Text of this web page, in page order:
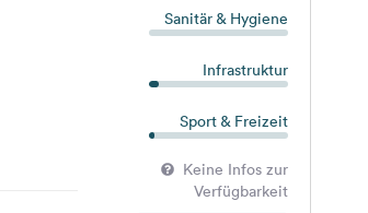
Sanitär & Hygiene
Infrastruktur
Sport & Freizeit
Keine Infos zur
Verfügbarkeit